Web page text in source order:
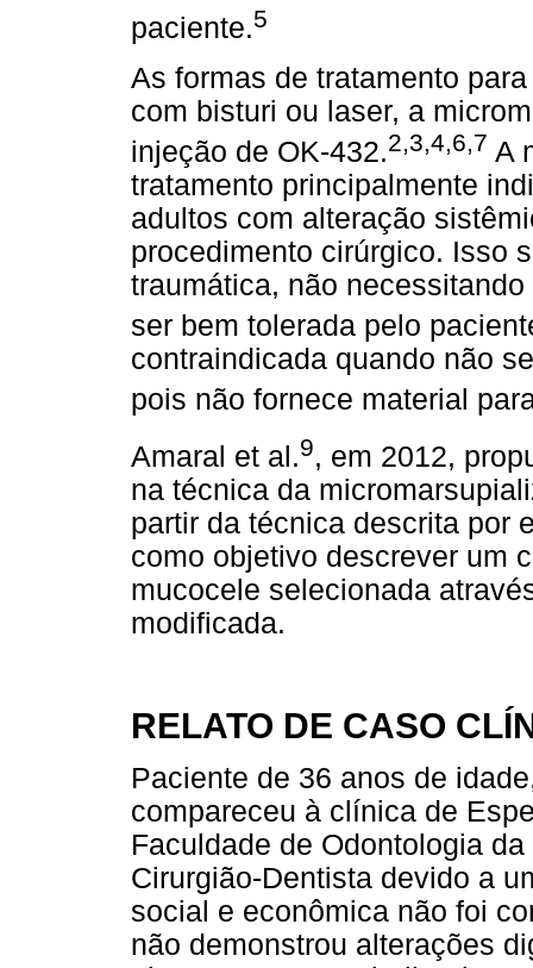
paciente.5
As formas de tratamento
com bisturi ou laser, a
injeção de OK-432.2,3,4,6,7 A
tratamento principalmente
adultos com alteração
procedimento cirúrgico. Isso
traumática, não
ser bem tolerada pelo
contraindicada quando não
pois não fornece material
Amaral et al.9, em 2012,
na técnica da
partir da técnica descrita por
como objetivo descrever um
mucocele selecionada
modificada.
RELATO DE CASO
Paciente de 36 anos de
compareceu à clínica de
Faculdade de Odontologia
Cirurgião-Dentista devido a
social e econômica não foi
não demonstrou alterações